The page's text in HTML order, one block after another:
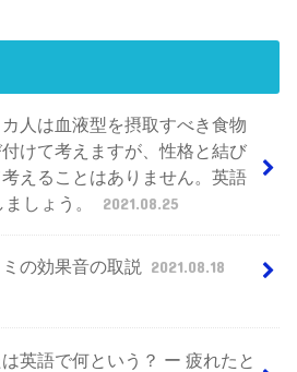
人は血液型を摂取すべき食物
付けて考えますが、性格と結び
えることはありません。英語
しょう。
2021.08.25
の効果音の取説 2021.08.18
英語で何という？ ー 疲れたと